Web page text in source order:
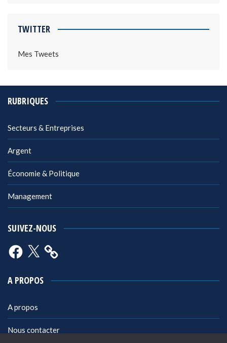
TWITTER
Mes Tweets
RUBRIQUES
Secteurs & Entreprises
Argent
Économie & Politique
Management
SUIVEZ-NOUS
Facebook
X
A PROPOS
A propos
Nous contacter